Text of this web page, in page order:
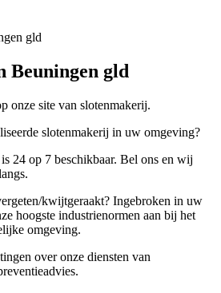
gld
Beuningen gld
onze site van slotenmakerij.
slotenmakerij in uw omgeving?
24 op 7 beschikbaar. Bel ons en wij
kwijtgeraakt? Ingebroken in uw
hoogste industrienormen aan bij het
omgeving.
over onze diensten van